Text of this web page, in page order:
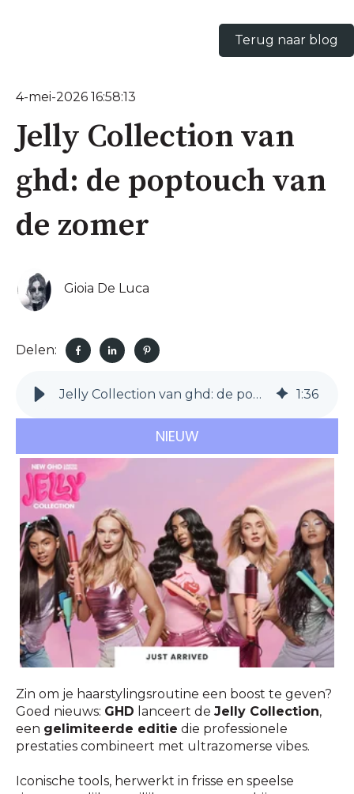
Terug naar blog
4-mei-2026 16:58:13
Jelly Collection van
ghd: de poptouch van
de zomer
Gioia De Luca
Delen:
Jelly Collection van ghd: de poptouch van de zomer 1:36
NIEUW
Zin om je haarstylingsroutine een boost te geven?
Goed nieuws: GHD lanceert de Jelly Collection,
een gelimiteerde editie die professionele
prestaties combineert met ultrazomerse vibes.
Iconische tools, herwerkt in frisse en speelse